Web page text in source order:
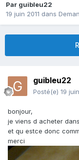
Par guibleu22
19 juin 2011 dans
guibleu22
Posté(e) 19
bonjour,
je viens d acheter
et qu estce donc
merci